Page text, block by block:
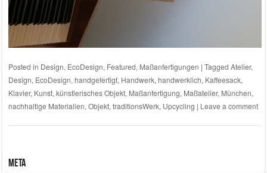
Posted in Design, EcoDesign, Featured, Maßanfertigungen | Tagged Atelier,
Design, EcoDesign, handgefertigt, Handwerk, handwerklich, Kaffeesack,
Klavier, Kunst, künstlerisches Objekt, Maßanfertigung, Maßatelier, München,
nachhaltige Materialien, Objekt, traditionsWerk, Upcycling | Leave a comment
Meta